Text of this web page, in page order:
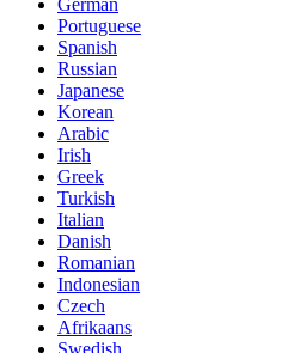
German
Portuguese
Spanish
Russian
Japanese
Korean
Arabic
Irish
Greek
Turkish
Italian
Danish
Romanian
Indonesian
Czech
Afrikaans